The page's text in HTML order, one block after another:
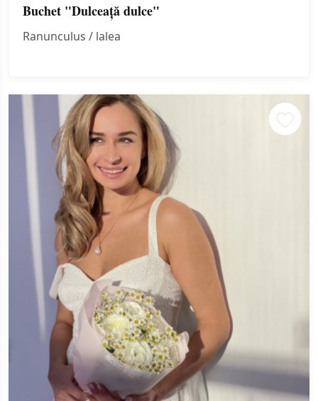
Buchet "Dulceață dulce"
Ranunculus / lalea